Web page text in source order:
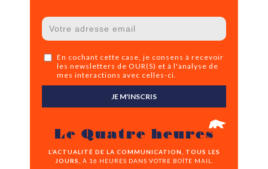
En cochant cette case, je consens à recevoir
les newsletters de OUR(S) et à l'analyse de
mes interactions avec celles-ci.
JE M'INSCRIS
Le Quatre heures
L’ACTUALITÉ DE LA COMMUNICATION, TOUS LES
JOURS,
À 16 HEURES DANS VOTRE BOÎTE MAIL.